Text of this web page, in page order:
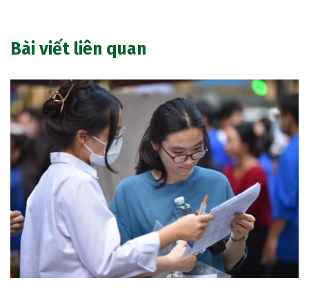
Bài viết liên quan